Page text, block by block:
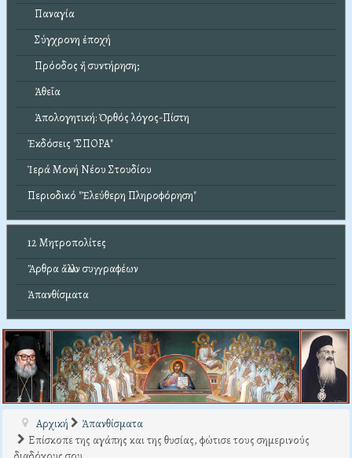
Παναγία
Σύγχρονη ἐποχή
Πρόοδος ἤ συντήρηση;
Ἀθεΐα
Ἀπολογητική: Ὀρθός λόγος-Πίστη
Ἐκδόσεις "ΣΠΟΡΑ"
Ἱερά Μονή Νέου Στουδίου
Περιοδικό "Ἐλεύθερη Πληροφόρηση"
12 Μητροπολίτες
Ἄρθρα ἄλλων συγγραφέων
Ἀπανθίσματα
Αρχική
Ἀπανθίσματα
Επίσκοπε της αγάπης και της θυσίας, φώτισε τους σημερινούς